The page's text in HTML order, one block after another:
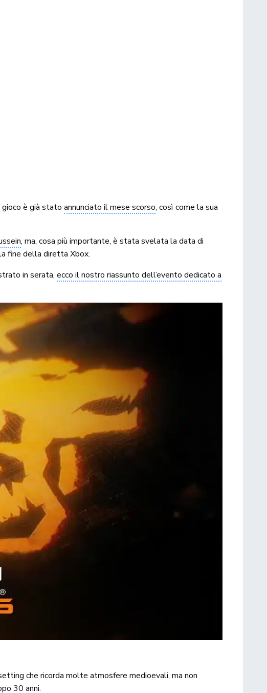
gioco è già statoannunciato il mese scorso, così come la sua
, ma, cosa più importante, è stata svelata la data di
fine della diretta Xbox.
in serata,ecco il nostro riassunto dell’evento dedicato a
che ricorda molte atmosfere medioevali, ma non
30 anni.